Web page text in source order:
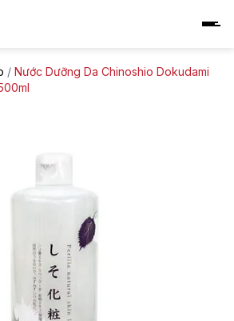
/ Nước Dưỡng Da Chinoshio Dokudami